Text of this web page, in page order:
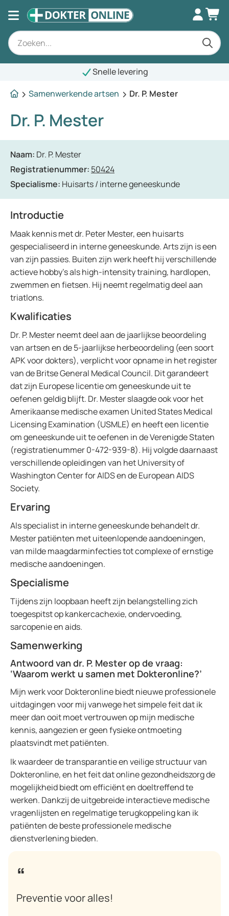
Snelle levering
Samenwerkende artsen
Dr. P. Mester
Dr. P. Mester
Naam: Dr. P. Mester
Registratienummer: 50424
Specialisme: Huisarts / interne geneeskunde
Introductie
Maak kennis met dr. Peter Mester, een huisarts
gespecialiseerd in interne geneeskunde. Arts zijn is een
van zijn passies. Buiten zijn werk heeft hij verschillende
actieve hobby's als high-intensity training, hardlopen,
zwemmen en fietsen. Hij neemt regelmatig deel aan
triatlons.
Kwalificaties
Dr. P. Mester neemt deel aan de jaarlijkse beoordeling
van artsen en de 5-jaarlijkse herbeoordeling (een soort
APK voor dokters), verplicht voor opname in het register
van de Britse General Medical Council. Dit garandeert
dat zijn Europese licentie om geneeskunde uit te
oefenen geldig blijft. Dr. Mester slaagde ook voor het
Amerikaanse medische examen United States Medical
Licensing Examination (USMLE) en heeft een licentie
om geneeskunde uit te oefenen in de Verenigde Staten
(registratienummer 0-472-939-8). Hij volgde daarnaast
verschillende opleidingen van het University of
Washington Center for AIDS en de European AIDS
Society.
Ervaring
Als specialist in interne geneeskunde behandelt dr.
Mester patiënten met uiteenlopende aandoeningen,
van milde maagdarminfecties tot complexe of ernstige
medische aandoeningen.
Specialisme
Tijdens zijn loopbaan heeft zijn belangstelling zich
toegespitst op kankercachexie, ondervoeding,
sarcopenie en aids.
Samenwerking
Antwoord van dr. P. Mester op de vraag:
‘Waarom werkt u samen met Dokteronline?’
Mijn werk voor Dokteronline biedt nieuwe professionele
uitdagingen voor mij vanwege het simpele feit dat ik
meer dan ooit moet vertrouwen op mijn medische
kennis, aangezien er geen fysieke ontmoeting
plaatsvindt met patiënten.
Ik waardeer de transparantie en veilige structuur van
Dokteronline, en het feit dat online gezondheidszorg de
mogelijkheid biedt om efficiënt en doeltreffend te
werken. Dankzij de uitgebreide interactieve medische
vragenlijsten en regelmatige terugkoppeling kan ik
patiënten de beste professionele medische
dienstverlening bieden.
Preventie voor alles!